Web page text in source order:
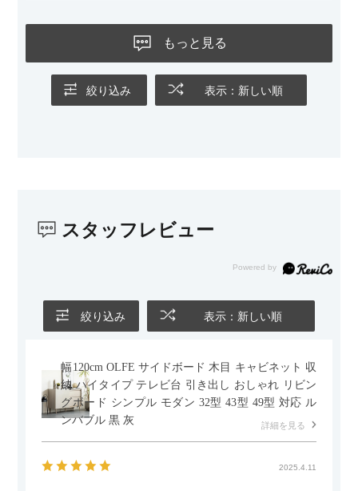
ないのもお気に入りのポイントです。さらに、わが家はソファ
の後ろ側を通ることも多い間取りなので、背面まできれいに仕
ても美しく、空間の印象を損ないません。
また、カウチのように足を伸ばしてくつろげるスタイルが理想
かせるため、普段はカウチとして使い、来客時には離してスツ
す。
もっと見る
絞り込み 表示：新しい順
スタッフレビュー
絞り込み 表示：新しい順
幅120cm OLFE サイドボード 木目 キャビネット 収
納 ハイタイプ テレビ台 引き出し おしゃれ リビン
グボード シンプル モダン 32型 43型 49型 対応 ル
ンバブル 黒 灰
詳細を見る
2025.4.11